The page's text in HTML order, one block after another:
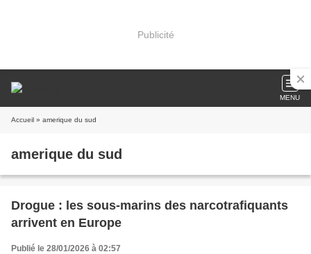
Publicité
MENU
Accueil » amerique du sud
amerique du sud
Drogue : les sous-marins des narcotrafiquants
arrivent en Europe
Publié le 28/01/2026 à 02:57